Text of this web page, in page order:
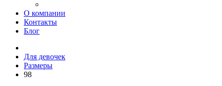
О компании
Контакты
Блог
Для девочек
Размеры
98